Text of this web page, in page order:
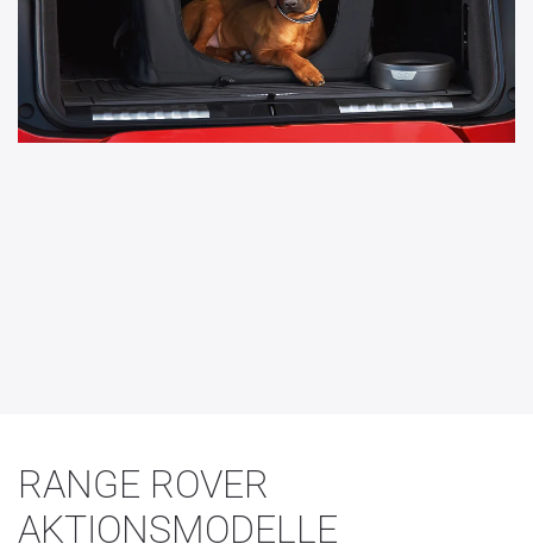
RANGE ROVER
AKTIONSMODELLE